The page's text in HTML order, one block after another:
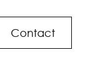
Contact